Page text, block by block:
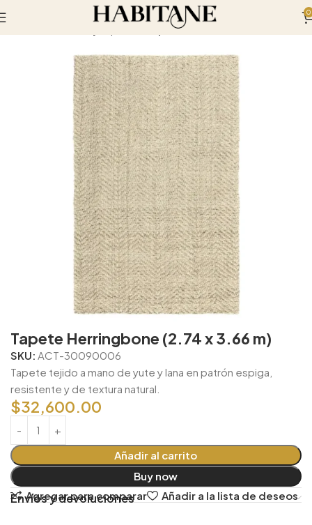
0
Tapetes
Tapete Herringbone (2.74 x 3.66 m)
SKU: ACT-30090006
Tapete tejido a mano de yute y lana en patrón espiga,
resistente y de textura natural.
$32,600.00
Añadir al carrito
Buy now
Agregar para comparar
Añadir a la lista de deseos
Envíos y devoluciones